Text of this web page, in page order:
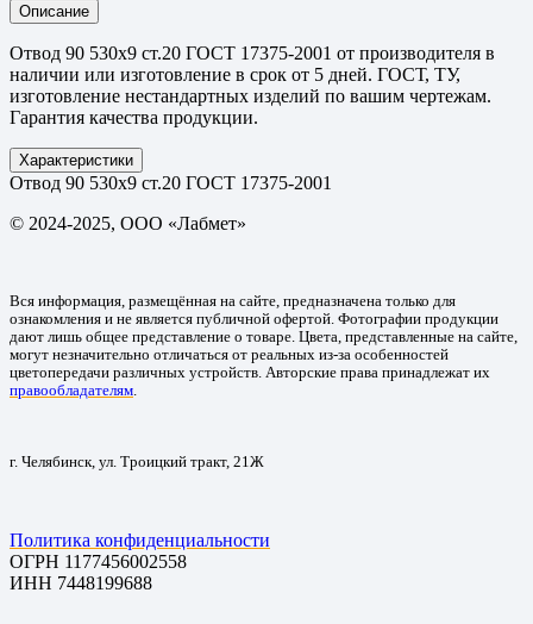
Описание
Отвод 90 530х9 ст.20 ГОСТ 17375-2001 от производителя в
наличии или изготовление в срок от 5 дней. ГОСТ, ТУ,
изготовление нестандартных изделий по вашим чертежам.
Гарантия качества продукции.
Характеристики
Отвод 90 530х9 ст.20 ГОСТ 17375-2001
© 2024-2025, ООО «Лабмет»
Вся информация, размещённая на сайте, предназначена только для
ознакомления и не является публичной офертой. Фотографии продукции
дают лишь общее представление о товаре. Цвета, представленные на сайте,
могут незначительно отличаться от реальных из-за особенностей
цветопередачи различных устройств. Авторские права принадлежат их
правообладателям
г. Челябинск, ул. Троицкий тракт, 21Ж
Политика конфиденциальности
ОГРН 1177456002558
ИНН 7448199688